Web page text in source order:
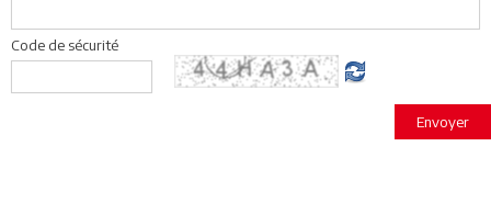
Code de sécurité
Envoyer